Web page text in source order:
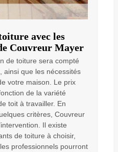
avec les
Couvreur Mayer
de toiture sera compté
ainsi que les nécessités
votre maison. Le prix
de la variété
toit à travailler. En
critères, Couvreur
Il existe
de toiture à choisir,
professionnels pourront